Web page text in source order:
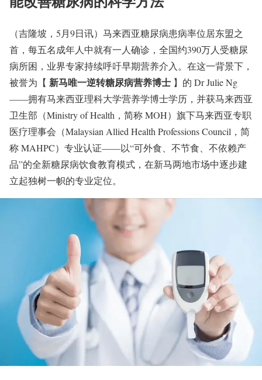
（吉隆坡，5月9日讯）马来西亚糖尿病患病率位居东盟之
首，每五名成年人中就有一人确诊，全国约390万人受糖尿
病所困，业界专家持续呼吁早期营养介入。在这一背景下，
被誉为【 新马唯一逆转糖尿病营养博士 】的 Dr Julie Ng
——拥有马来西亚理科大学营养学博士学历，并获马来西亚
卫生部（Ministry of Health，简称 MOH）旗下马来西亚专职
医疗理事会（Malaysian Allied Health Professions Council，简
称 MAHPC）专业认证——以“可外食、不节食、不依赖产
品”的全新糖尿病饮食教育模式，在新马两地市场中逐步建
立起独树一帜的专业定位。